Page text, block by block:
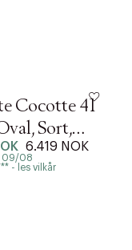
Cocotte 41
Sort,
6.419 NOK
09/08
- les vilkår